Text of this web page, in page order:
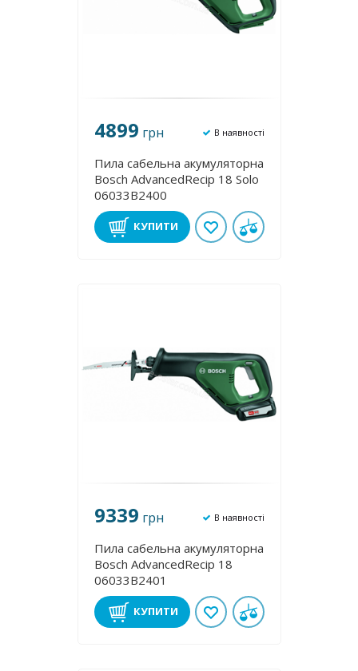
4899 грн В наявності
Пила сабельна акумуляторна
Bosch AdvancedRecip 18 Solo
06033B2400
КУПИТИ
9339 грн В наявності
Пила сабельна акумуляторна
Bosch AdvancedRecip 18
06033B2401
КУПИТИ